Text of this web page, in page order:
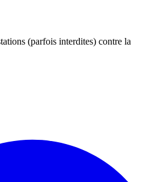
(parfois interdites) contre la